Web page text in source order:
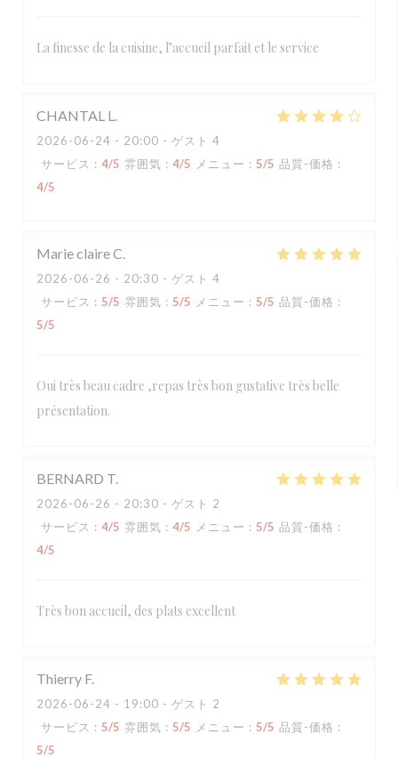
La finesse de la cuisine, l’accueil parfait et le service
CHANTAL L
2026-06-24 - 20:00 - ゲスト 4
サービス : 4/5 雰囲気 : 4/5 メニュー : 5/5 品質-価格 :
4/5
Marie claireC
2026-06-26 - 20:30 - ゲスト 4
サービス : 5/5 雰囲気 : 5/5 メニュー : 5/5 品質-価格 :
5/5
Oui très beau cadre ,repas très bon gustative très belle
présentation.
BERNARD T
2026-06-26 - 20:30 - ゲスト 2
サービス : 4/5 雰囲気 : 4/5 メニュー : 5/5 品質-価格 :
4/5
Très bon accueil, des plats excellent
Thierry F
2026-06-24 - 19:00 - ゲスト 2
サービス : 5/5 雰囲気 : 5/5 メニュー : 5/5 品質-価格 :
5/5